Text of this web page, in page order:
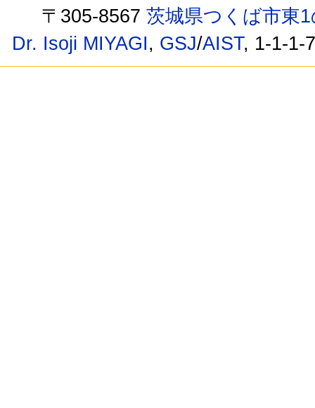
〒305-8567茨城県つくば市東
Dr. Isoji MIYAGI, GSJ/AIST, 1-1-1-